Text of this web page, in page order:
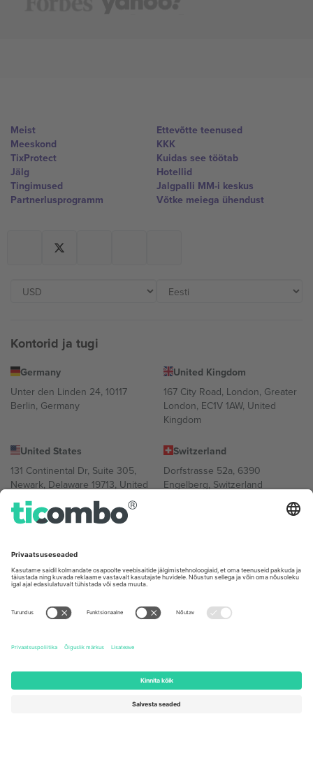
Meist
Meeskond
TixProtect
Jälg
Tingimused
Partnerlusprogramm
Ettevõtte teenused
KKK
Kuidas see töötab
Hotellid
Jalgpalli MM-i keskus
Võtke meiega ühendust
Kontorid ja tugi
Germany
Unter den Linden 24, 10117
Berlin, Germany
United Kingdom
167 City Road, London, Greater
London, EC1V 1AW, United
Kingdom
United States
131 Continental Dr, Suite 305,
Newark, Delaware 19713, United
States
Switzerland
Dorfstrasse 52a, 6390
Engelberg, Switzerland
Regus Sofia City West, bul
Bulgaria
United Arab Emirates
Mexico
Norte, Cuauhtémoc, 06700
Mexico
sündmusest ja/või domeenist. Detailide jaoks vaata konkreetse